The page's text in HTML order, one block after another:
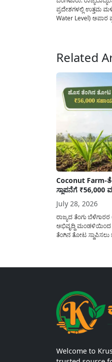
ಪ್ರದೇಶಗಳಲ್ಲಿ ಉತ್ತಮ
Water Level) ಅಪಾರ
Related
Coconut Farm-
ಸ್ಥಾಪನೆಗೆ
July 28, 2026
ರಾಜ್ಯದ ತೆಂಗು ಬೆಳೆಗಾರರ
ಅಭಿವೃದ್ದಿ ಮಂಡಳಿಯಿಂದ
ತೆಂಗಿನ ತೋಟ
Welcome to